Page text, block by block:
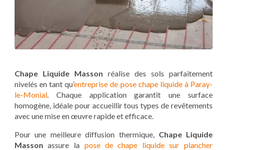
Chape Liquide Masson réalise des sols parfaitement
nivelés en tant qu’entreprise de pose chape liquide à Paray-
le-Monial . Chaque application garantit une surface
homogène, idéale pour accueillir tous types de revêtements
avec une mise en œuvre rapide et efficace.
Pour une meilleure diffusion thermique, Chape Liquide
Masson assure la pose de chape liquide sur plancher